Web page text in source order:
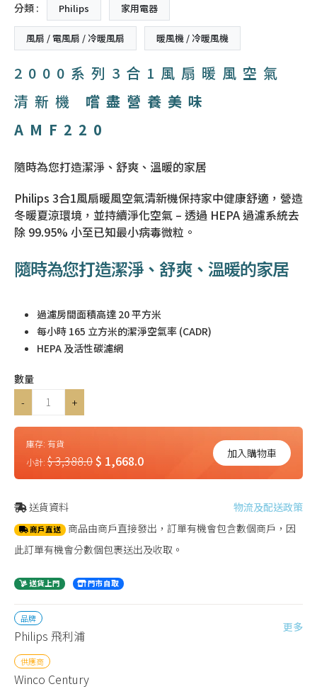
分類 : Philips 家用電器
風扇 / 電風扇 / 冷暖風扇 暖風機 / 冷暖風機
2000系列 3合1風扇暖風空氣
清新機 嚐盡營養美味
AMF220
隨時為您打造潔淨、舒爽、溫暖的家居
Philips 3合1風扇暖風空氣清新機保持家中健康舒適，營造
冬暖夏涼環境，並持續淨化空氣 – 透過 HEPA 過濾系統去
除 99.95% 小至已知最小病毒微粒。
隨時為您打造潔淨、舒爽、溫暖的家居
過濾房間面積高達 20 平方米
每小時 165 立方米的潔淨空氣率 (CADR)
HEPA 及活性碳濾網
數量
-
+
庫存: 有貨
小計: $ 3,388.0$ 1,668.0 加入購物車
送貨資料 物流及配送政策
商戶直送 商品由商戶直接發出，訂單有機會包含數個商戶，因
此訂單有機會分數個包裹送出及收取。
送貨上門 門市自取
品牌
Philips 飛利浦
更多
供應商
Winco Century